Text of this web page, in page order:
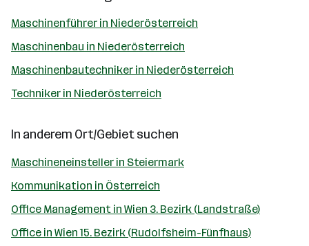
Maschinenführer in Niederösterreich
Maschinenbau in Niederösterreich
Maschinenbautechniker in Niederösterreich
Techniker in Niederösterreich
In anderem Ort/Gebiet suchen
Maschineneinsteller in Steiermark
Kommunikation in Österreich
Office Management in Wien 3. Bezirk (Landstraße)
Office in Wien 15. Bezirk (Rudolfsheim-Fünfhaus)